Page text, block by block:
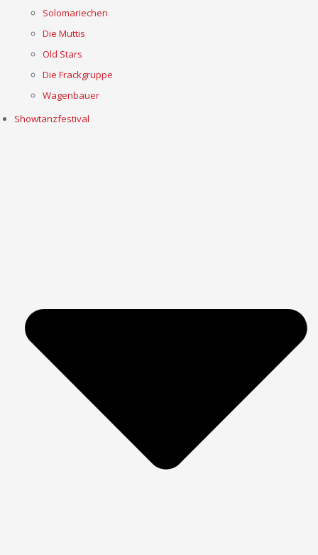
Solomariechen
Die Muttis
Old Stars
Die Frackgruppe
Wagenbauer
Showtanzfestival